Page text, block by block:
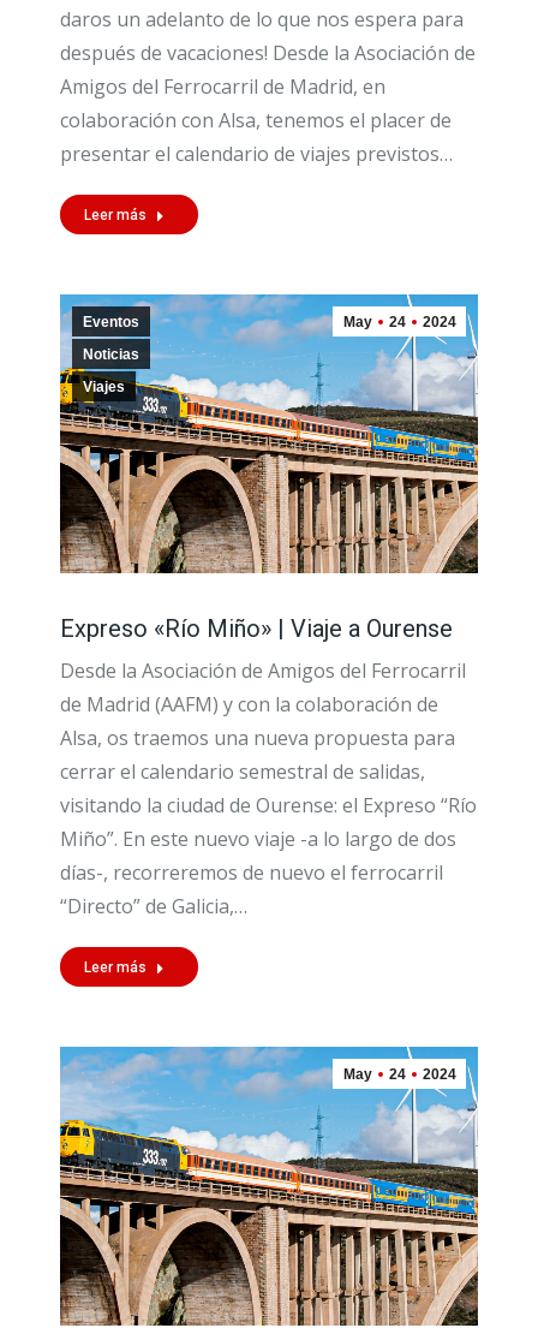
daros un adelanto de lo que nos espera para
después de vacaciones! Desde la Asociación de
Amigos del Ferrocarril de Madrid, en
colaboración con Alsa, tenemos el placer de
presentar el calendario de viajes previstos…
Leer más
May 24 2024
Eventos
Noticias
Viajes
Expreso «Río Miño» | Viaje a Ourense
Desde la Asociación de Amigos del Ferrocarril
de Madrid (AAFM) y con la colaboración de
Alsa, os traemos una nueva propuesta para
cerrar el calendario semestral de salidas,
visitando la ciudad de Ourense: el Expreso “Río
Miño”. En este nuevo viaje -a lo largo de dos
días-, recorreremos de nuevo el ferrocarril
“Directo” de Galicia,…
Leer más
May 24 2024